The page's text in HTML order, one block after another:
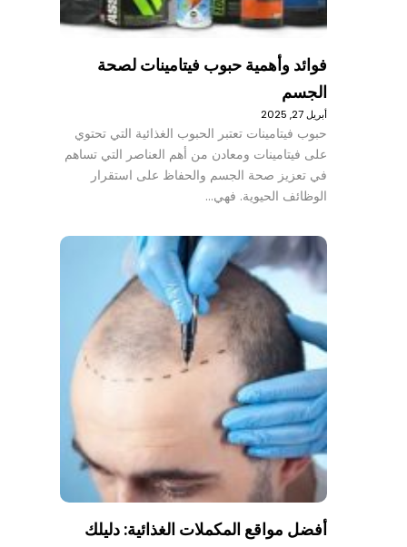
فوائد وأهمية حبوب فيتامينات لصحة
الجسم
أبريل 27, 2025
حبوب فيتامينات تعتبر الحبوب الغذائية التي تحتوي
على فيتامينات ومعادن من أهم العناصر التي تساهم
في تعزيز صحة الجسم والحفاظ على استقرار
الوظائف الحيوية. فهي…
أفضل مواقع المكملات الغذائية: دليلك